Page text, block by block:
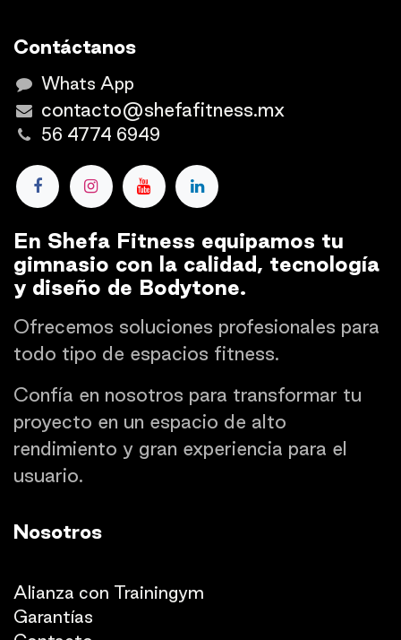
Contáctanos
Whats App
contacto@shefafitness.mx
56 4774 6949
En Shefa Fitness equipamos tu
gimnasio con la calidad, tecnología
y diseño de Bodytone.
Ofrecemos soluciones profesionales para
todo tipo de espacios fitness.
Confía en nosotros para transformar tu
proyecto en un espacio de alto
rendimiento y gran experiencia para el
usuario.
Nosotros
Alianza con Trainingym
Garantías